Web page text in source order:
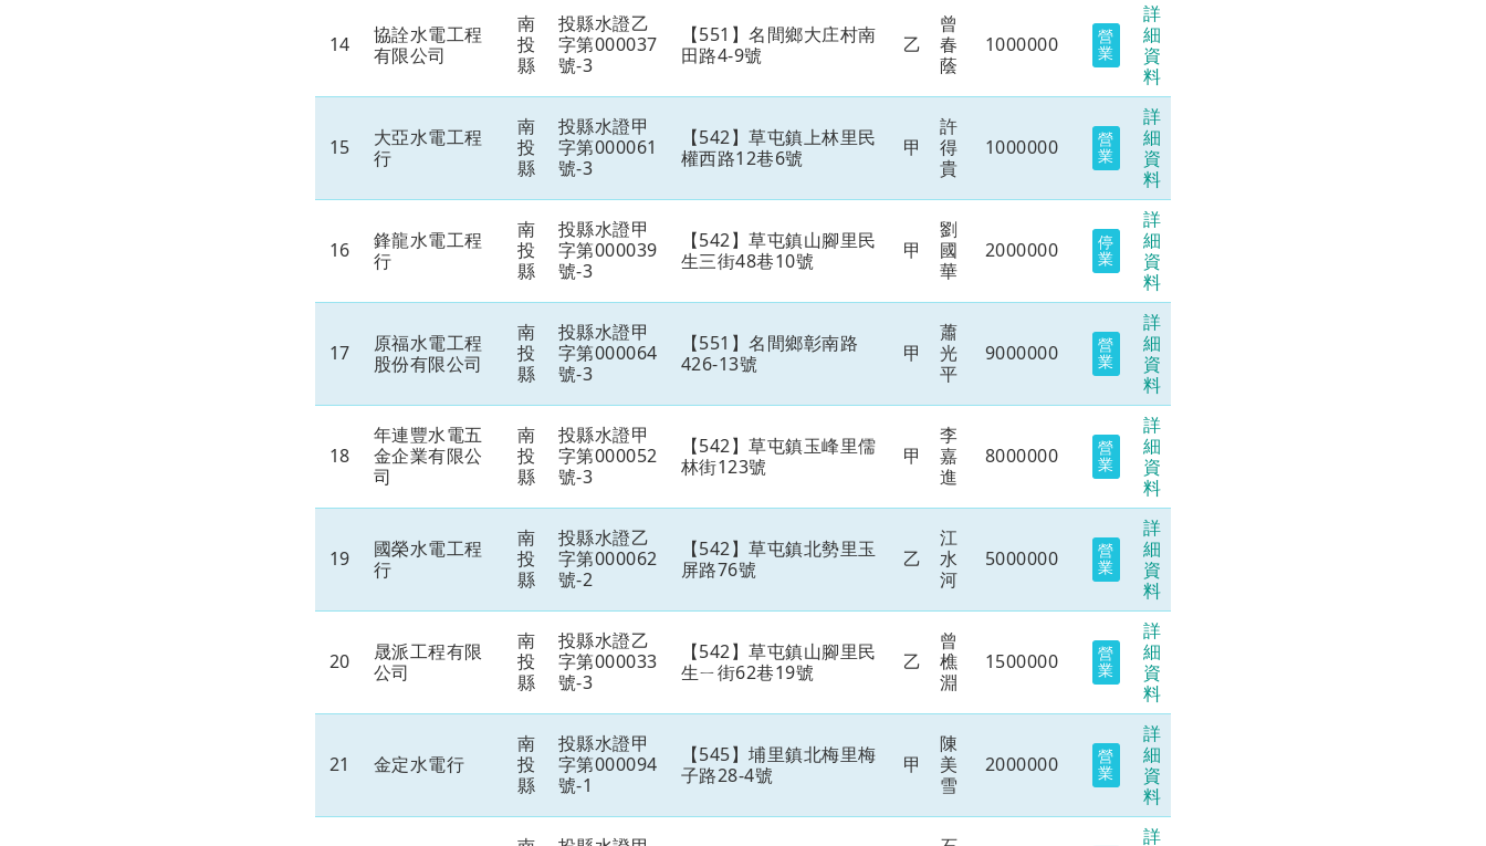
14
協詮水電工程
有限公司
南
投
縣
投縣水證乙
字第000037
號-3
【551】名間鄉大庄村南
田路4-9號
乙
曾
春
蔭
1000000 營
業
詳
細
資
料
15
大亞水電工程
行
南
投
縣
投縣水證甲
字第000061
號-3
【542】草屯鎮上林里民
權西路12巷6號
甲
許
得
貴
1000000 營
業
詳
細
資
料
16
鋒龍水電工程
行
南
投
縣
投縣水證甲
字第000039
號-3
【542】草屯鎮山腳里民
生三街48巷10號
甲
劉
國
華
2000000 停
業
詳
細
資
料
17
原福水電工程
股份有限公司
南
投
縣
投縣水證甲
字第000064
號-3
【551】名間鄉彰南路
426-13號
甲
蕭
光
平
9000000 營
業
詳
細
資
料
18
年連豐水電五
金企業有限公
司
南
投
縣
投縣水證甲
字第000052
號-3
【542】草屯鎮玉峰里儒
林街123號
甲
李
嘉
進
8000000 營
業
詳
細
資
料
19
國榮水電工程
行
南
投
縣
投縣水證乙
字第000062
號-2
【542】草屯鎮北勢里玉
屏路76號
乙
江
水
河
5000000 營
業
詳
細
資
料
20
晟派工程有限
公司
南
投
縣
投縣水證乙
字第000033
號-3
【542】草屯鎮山腳里民
生ㄧ街62巷19號
乙
曾
樵
淵
1500000 營
業
詳
細
資
料
21 金定水電行
南
投
縣
投縣水證甲
字第000094
號-1
【545】埔里鎮北梅里梅
子路28-4號
甲
陳
美
雪
2000000 營
業
詳
細
資
料
詳